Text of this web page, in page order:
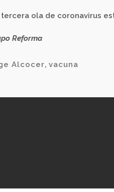
ola de coronavirus
Reforma
Alcocer, vacuna